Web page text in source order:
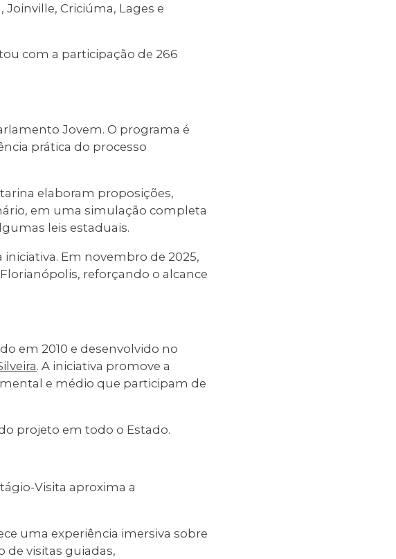
Criciúma, Lages e
com a participação de 266
Jovem. O programa é
prática do processo
elaboram proposições,
em uma simulação completa
leis estaduais.
iniciativa. Em novembro de 2025,
reforçando o alcance
em 2010 e desenvolvido no
. A iniciativa promove a
e médio que participam de
projeto em todo o Estado.
Visita aproxima a
uma experiência imersiva sobre
de visitas guiadas,